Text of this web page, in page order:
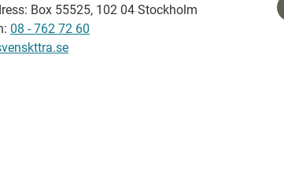
Box 55525, 102 04 Stockholm
08 - 762 72 60